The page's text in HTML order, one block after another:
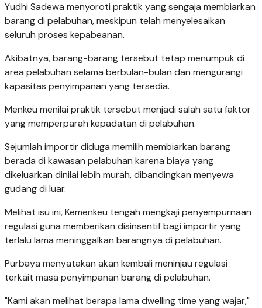
Yudhi Sadewa menyoroti praktik yang sengaja membiarkan
barang di pelabuhan, meskipun telah menyelesaikan
seluruh proses kepabeanan.
Akibatnya, barang-barang tersebut tetap menumpuk di
area pelabuhan selama berbulan-bulan dan mengurangi
kapasitas penyimpanan yang tersedia.
Menkeu menilai praktik tersebut menjadi salah satu faktor
yang memperparah kepadatan di pelabuhan.
Sejumlah importir diduga memilih membiarkan barang
berada di kawasan pelabuhan karena biaya yang
dikeluarkan dinilai lebih murah, dibandingkan menyewa
gudang di luar.
Melihat isu ini, Kemenkeu tengah mengkaji penyempurnaan
regulasi guna memberikan disinsentif bagi importir yang
terlalu lama meninggalkan barangnya di pelabuhan.
Purbaya menyatakan akan kembali meninjau regulasi
terkait masa penyimpanan barang di pelabuhan.
"Kami akan melihat berapa lama dwelling time yang wajar,"